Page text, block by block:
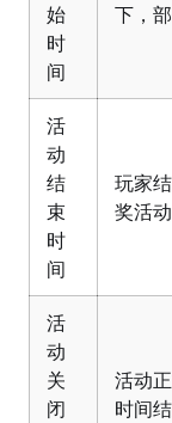
始
时
间
下，
活
动
结
束
时
间
玩家
奖活
活
动
关
闭
活动
时间